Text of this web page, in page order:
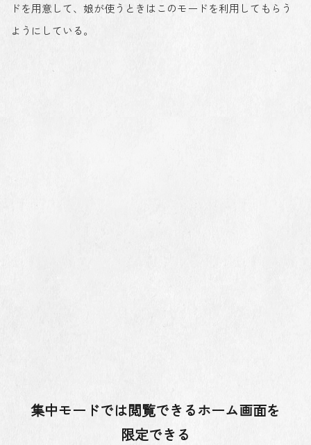
ドを用意して、娘が使うときはこのモードを利用してもらう
ようにしている。
集中モードでは閲覧できるホーム画面を
限定できる